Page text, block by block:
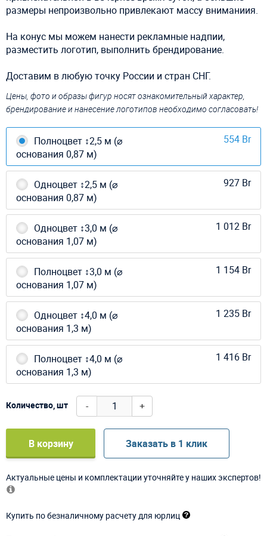
размеры непроизвольно привлекают массу вниманиия.
На конус мы можем нанести рекламные надпии,
разместить логотип, выполнить брендирование.
Доставим в любую точку России и стран СНГ.
Цены, фото и образы фигур носят ознакомительный характер,
брендирование и нанесение логотипов необходимо согласовать!
Полноцвет ↕2,5 м (⌀
основания 0,87 м)
554 Br
Одноцвет ↕2,5 м (⌀
основания 0,87 м)
927 Br
Одноцвет ↕3,0 м (⌀
основания 1,07 м)
1 012 Br
Полноцвет ↕3,0 м (⌀
основания 1,07 м)
1 154 Br
Одноцвет ↕4,0 м (⌀
основания 1,3 м)
1 235 Br
Полноцвет ↕4,0 м (⌀
основания 1,3 м)
1 416 Br
Количество, шт - +
В корзину Заказать в 1 клик
Актуальные цены и комплектации уточняйте у наших экспертов!
Купить по безналичному расчету для юрлиц